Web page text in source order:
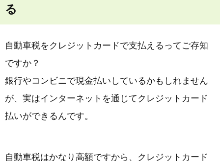
る
自動車税をクレジットカードで支払えるってご存知
ですか？
銀行やコンビニで現金払いしているかもしれません
が、実はインターネットを通じてクレジットカード
払いができるんです。
自動車税はかなり高額ですから、クレジットカード